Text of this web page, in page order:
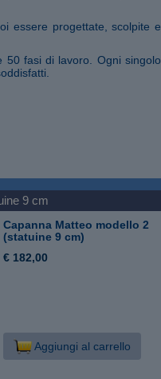
essere progettate, scolpite e
50 fasi di lavoro. Ogni singolo
9 cm
Capanna Matteo modello 2
(statuine 9 cm)
€ 182,00
Aggiungi al carrello